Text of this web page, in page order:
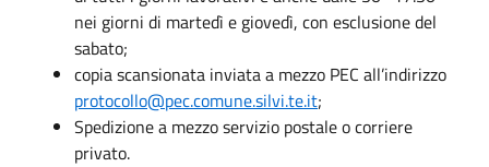
nei giorni di martedì e giovedì, con esclusione del
sabato;
copia scansionata inviata a mezzo PEC all’indirizzo
protocollo@pec.comune.silvi.te.it;
Spedizione a mezzo servizio postale o corriere
privato.